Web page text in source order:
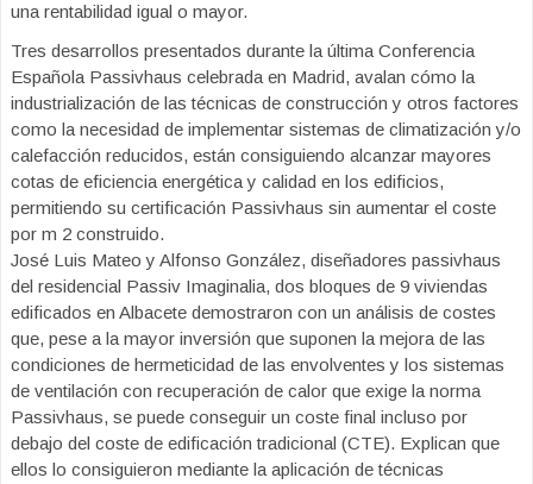
una rentabilidad igual o mayor.
Tres desarrollos presentados durante la última Conferencia
Española Passivhaus celebrada en Madrid, avalan cómo la
industrialización de las técnicas de construcción y otros factores
como la necesidad de implementar sistemas de climatización y/o
calefacción reducidos, están consiguiendo alcanzar mayores
cotas de eficiencia energética y calidad en los edificios,
permitiendo su certificación Passivhaus sin aumentar el coste
por m 2 construido.
José Luis Mateo y Alfonso González, diseñadores passivhaus
del residencial Passiv Imaginalia, dos bloques de 9 viviendas
edificados en Albacete demostraron con un análisis de costes
que, pese a la mayor inversión que suponen la mejora de las
condiciones de hermeticidad de las envolventes y los sistemas
de ventilación con recuperación de calor que exige la norma
Passivhaus, se puede conseguir un coste final incluso por
debajo del coste de edificación tradicional (CTE). Explican que
ellos lo consiguieron mediante la aplicación de técnicas